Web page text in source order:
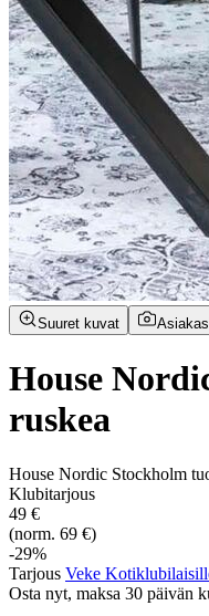
Suuret kuvat
House
ruskea
House Nordic Stockholm
Klubitarjous
49 €
(norm. 69 €)
-29%
Tarjous Veke
Osta nyt, ­maksa 30 päivän